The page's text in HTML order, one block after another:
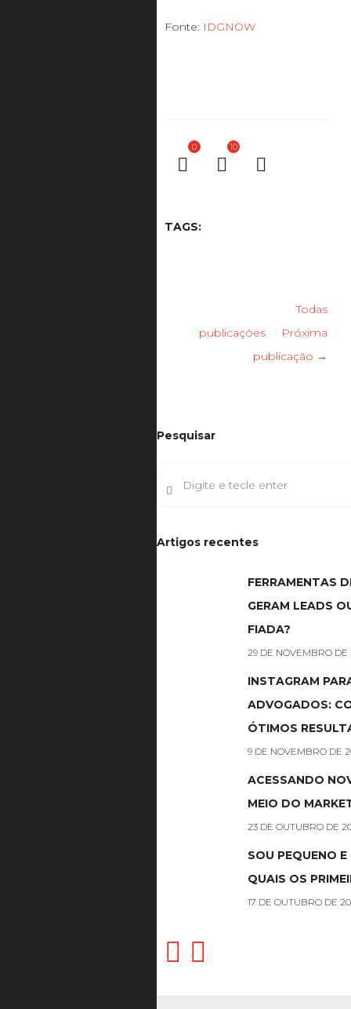
Fonte: IDGNOW
0 10
TAGS:
Todas
publicações
Próxima
publicação →
Pesquisar
Artigos recentes
FERRAMENTAS
GERAM LEADS
FIADA?
29 DE NOVEMBRO DE
INSTAGRAM
ADVOGADOS:
ÓTIMOS
9 DE NOVEMBRO DE
ACESSANDO
MEIO DO
23 DE OUTUBRO DE
SOU PEQUENO E
QUAIS OS
17 DE OUTUBRO DE
 